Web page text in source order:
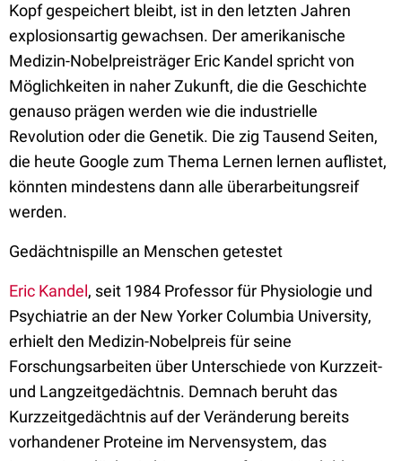
Kopf gespeichert bleibt, ist in den letzten Jahren
explosionsartig gewachsen. Der amerikanische
Medizin-Nobelpreisträger Eric Kandel spricht von
Möglichkeiten in naher Zukunft, die die Geschichte
genauso prägen werden wie die industrielle
Revolution oder die Genetik. Die zig Tausend Seiten,
die heute Google zum Thema Lernen lernen auflistet,
könnten mindestens dann alle überarbeitungsreif
werden.
Gedächtnispille an Menschen getestet
Eric Kandel, seit 1984 Professor für Physiologie und
Psychiatrie an der New Yorker Columbia University,
erhielt den Medizin-Nobelpreis für seine
Forschungsarbeiten über Unterschiede von Kurzzeit-
und Langzeitgedächtnis. Demnach beruht das
Kurzzeitgedächtnis auf der Veränderung bereits
vorhandener Proteine im Nervensystem, das